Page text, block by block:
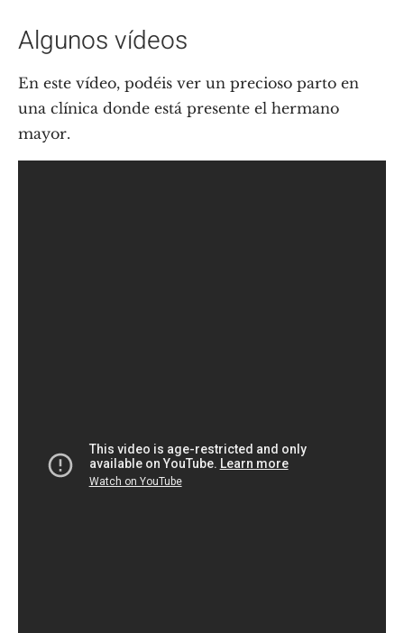
Algunos vídeos
En este vídeo, podéis ver un precioso parto en
una clínica donde está presente el hermano
mayor.